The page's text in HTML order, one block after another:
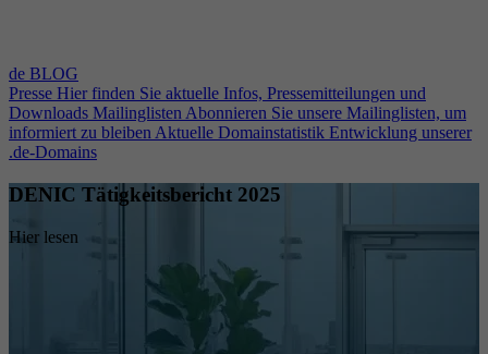
de BLOG
Presse Hier finden Sie aktuelle Infos, Pressemitteilungen und
Downloads Mailinglisten Abonnieren Sie unsere Mailinglisten, um
informiert zu bleiben Aktuelle Domainstatistik Entwicklung unserer
.de-Domains
DENIC Tätigkeitsbericht 2025
Hier lesen